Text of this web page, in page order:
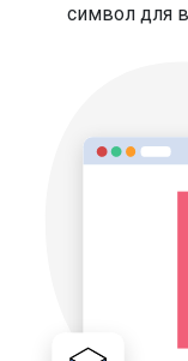
символ для